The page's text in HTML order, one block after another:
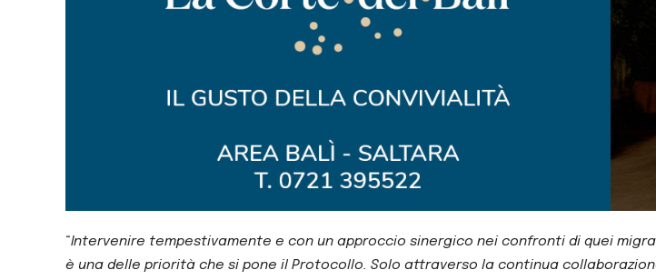
“Intervenire tempestivamente e con un approccio sinergico nei confronti di quei
è una delle priorità che si pone il Protocollo. Solo attraverso la continua